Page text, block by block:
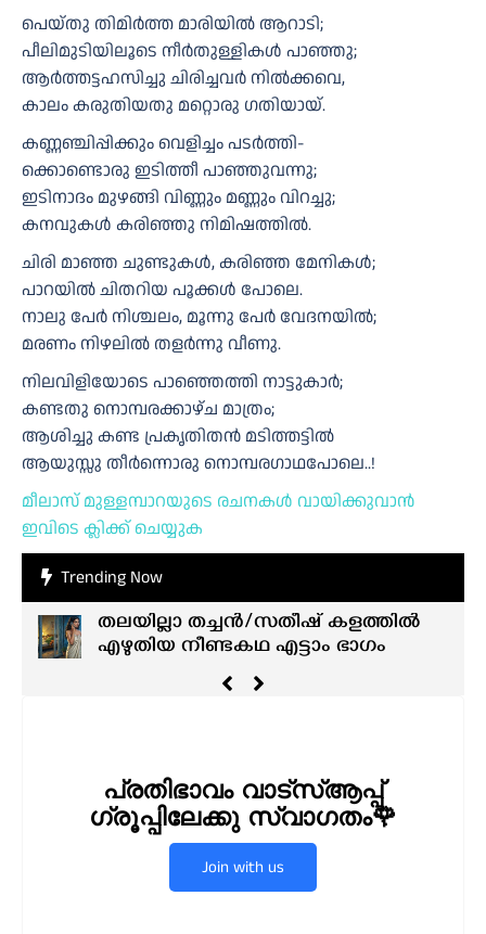
പെയ്തു തിമിർത്ത മാരിയിൽ ആറാടി;
പീലിമുടിയിലൂടെ നീർതുള്ളികൾ പാഞ്ഞു;
ആർത്തട്ടഹസിച്ചു ചിരിച്ചവർ നിൽക്കവെ,
കാലം കരുതിയതു മറ്റൊരു ഗതിയായ്.
കണ്ണഞ്ചിപ്പിക്കും വെളിച്ചം പടർത്തി-
ക്കൊണ്ടൊരു ഇടിത്തീ പാഞ്ഞുവന്നു;
ഇടിനാദം മുഴങ്ങി വിണ്ണും മണ്ണും വിറച്ചു;
കനവുകൾ കരിഞ്ഞു നിമിഷത്തിൽ.
ചിരി മാഞ്ഞ ചുണ്ടുകൾ, കരിഞ്ഞ മേനികൾ;
പാറയിൽ ചിതറിയ പൂക്കൾ പോലെ.
നാലു പേർ നിശ്ചലം, മൂന്നു പേർ വേദനയിൽ;
മരണം നിഴലിൽ തളർന്നു വീണു.
നിലവിളിയോടെ പാഞ്ഞെത്തി നാട്ടുകാർ;
കണ്ടതു നൊമ്പരക്കാഴ്ച മാത്രം;
ആശിച്ചു കണ്ട പ്രകൃതിതൻ മടിത്തട്ടിൽ
ആയുസ്സു തീർന്നൊരു നൊമ്പരഗാഥപോലെ..!
മീലാസ് മുള്ളമ്പാറയുടെ രചനകൾ വായിക്കുവാൻ
ഇവിടെ ക്ലിക്ക് ചെയ്യുക
Trending Now
തലയില്ലാ തച്ചൻ/സതീഷ് കളത്തിൽ
എഴുതിയ നീണ്ടകഥ എട്ടാം ഭാഗം
പ്രതിഭാവം വാട്സ്ആപ്പ്
ഗ്രൂപ്പിലേക്കു സ്വാഗതം🌹
Join with us